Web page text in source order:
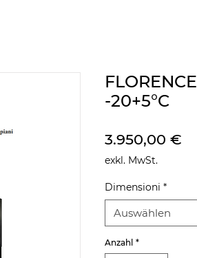
-20+5°C
3.950,00 €
exkl. MwSt.
Dimensioni *
Auswählen
Anzahl *